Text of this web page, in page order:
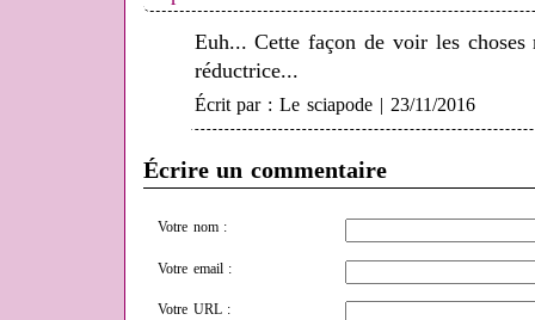
Euh... Cette façon de voir les choses
réductrice...
Écrit par : Le sciapode | 23/11/2016
Écrire un commentaire
Votre nom :
Votre email :
Votre URL :